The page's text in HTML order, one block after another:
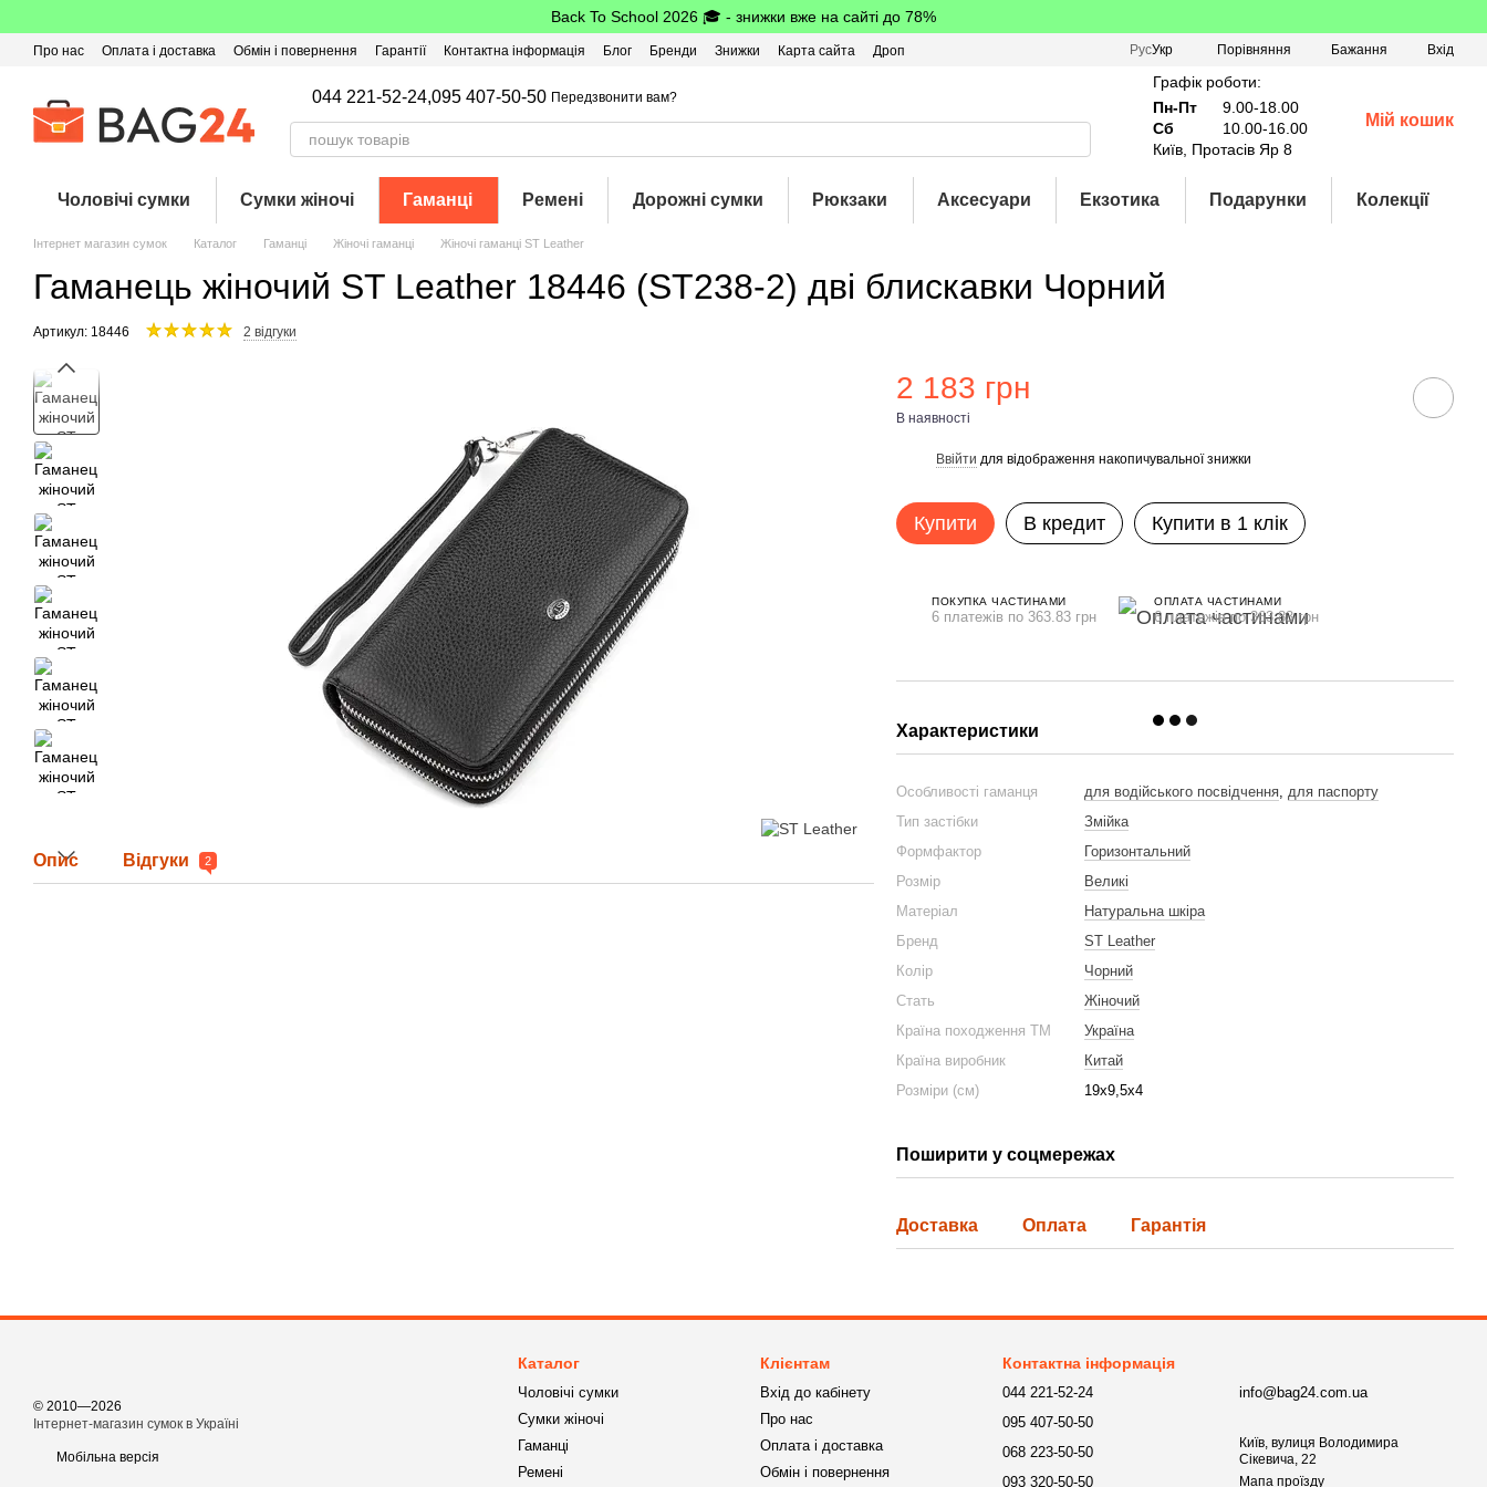
Back To School 2026 🎓 - знижки вже на сайті до 78%
Про нас Оплата і доставка Обмін і повернення Гарантії Контактна інформація Блог Бренди Знижки Карта сайта
Дроп
РусУкр Порівняння Бажання Вхід
044 221-52-24,095 407-50-50 Передзвонити вам?
Графік роботи:
Пн-Пт
9.00-18.00
Сб
10.00-16.00
Київ, Протасів Яр 8
Мій кошик
Чоловічі сумки Сумки жіночі Гаманці Ремені Дорожні сумки Рюкзаки Аксесуари Екзотика Подарунки Колекції
Інтернет магазин сумок Каталог Гаманці Жіночі гаманці Жіночі гаманці ST Leather
Гаманець жіночий ST Leather 18446 (ST238-2) дві блискавки Чорний
Артикул: 18446 2 відгуки
Опис Відгуки 2
2 183 грн
В наявності
Ввійти для відображення накопичувальної знижки
Купити В кредит Купити в 1 клік
ПОКУПКА ЧАСТИНАМИ
6 платежів по 363.83 грн
ОПЛАТА ЧАСТИНАМИ
6 платежів по 363.83 грн
Характеристики
Особливості гаманця для водійського посвідчення,для паспорту
Тип застібки
Змійка
Формфактор
Горизонтальний
Розмір
Великі
Матеріал
Натуральна шкіра
Бренд
ST Leather
Колір
Чорний
Стать
Жіночий
Країна походження ТМ
Україна
Країна виробник
Китай
Розміри (см)
19х9,5х4
Поширити у соцмережах
Доставка Оплата Гарантія
© 2010—2026
Інтернет-магазин сумок в Україні
Мобільна версія
Каталог
Чоловічі сумки
Сумки жіночі
Гаманці
Ремені
Клієнтам
Вхід до кабінету
Про нас
Оплата і доставка
Обмін і повернення
Контактна інформація
044 221-52-24
095 407-50-50
068 223-50-50
093 320-50-50
info@bag24.com.ua
Київ, вулиця Володимира
Сікевича, 22
Мапа проїзду